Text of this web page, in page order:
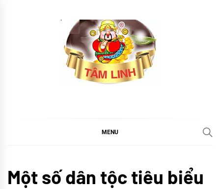
MENU
phá
Một số dân tộc tiêu biểu